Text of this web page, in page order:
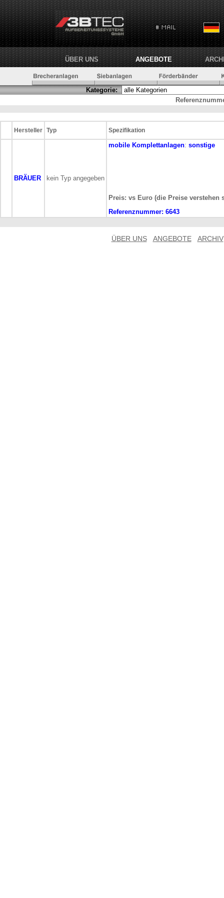
ÜBER UNS ANGEBOTE
Kategorie:
Hersteller Typ Spezifikation
BRÄUER kein Typ angegeben
mobile Komplettanlagen: sonstige
Preis: vs Euro (die Preise
Referenznummer: 6643
ÜBER UNS ANGEBOTE ARCHIV